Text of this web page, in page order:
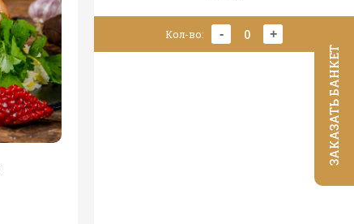
Кол-во: - 0 +
ЗАКАЗАТЬ БАНКЕТ